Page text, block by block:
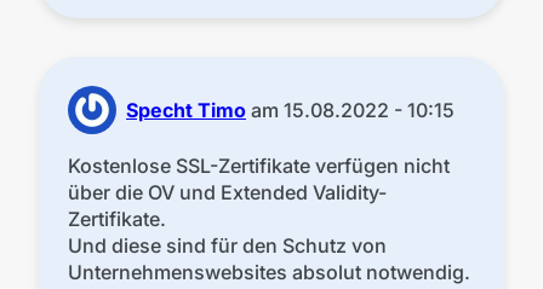
Specht Timo am 15.08.2022 - 10:15
Kostenlose SSL-Zertifikate verfügen nicht
über die OV und Extended Validity-
Zertifikate.
Und diese sind für den Schutz von
Unternehmenswebsites absolut notwendig.